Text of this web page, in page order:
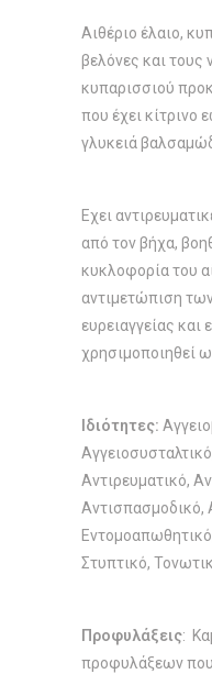
Αιθέριο έλαιο,
βελόνες και τους
κυπαρισσιού
που έχει
γλυκειά
Εχει
από τον βήχα,
κυκλοφορία του
αντιμετώπιση
ευρειαγγείας και
χρησιμοποιηθεί
Ιδιότητες:
Αντιρευματικό,
Αντισπασμοδικό,
Στυπτικό,
Προφυλάξεις:
προφυλάξεων